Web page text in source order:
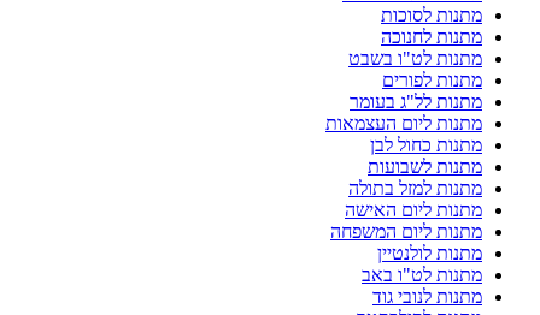
מתנות לסוכות
מתנות לחנוכה
מתנות לט"ו בשבט
מתנות לפורים
מתנות לל"ג בעומר
מתנות ליום העצמאות
מתנות כחול לבן
מתנות לשבועות
מתנות למזל בתולה
מתנות ליום האישה
מתנות ליום המשפחה
מתנות לולנטיין
מתנות לט"ו באב
מתנות לנובי גוד